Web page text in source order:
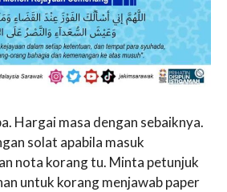
Hargai masa dengan sebaiknya.
solat apabila masuk
nota korang tu. Minta petunjuk
untuk korang menjawab paper